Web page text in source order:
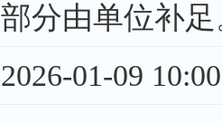
部分由单位补足
2026-01-09